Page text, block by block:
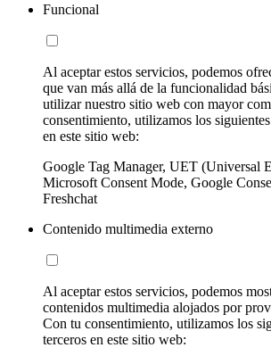
Funcional
Al aceptar estos servicios, podemos
que van más allá de la funcionalidad
utilizar nuestro sitio web con mayor
consentimiento, utilizamos los
en este sitio web:
Google Tag Manager, UET (Universal
Microsoft Consent Mode, Google
Freshchat
Contenido multimedia externo
Al aceptar estos servicios, podemos
contenidos multimedia alojados por
Con tu consentimiento, utilizamos los
terceros en este sitio web: